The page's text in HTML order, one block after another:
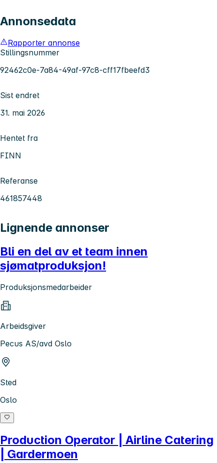
Annonsedata
Rapporter annonse
Stillingsnummer
92462c0e-7a84-49af-97c8-cff17fbeefd3
Sist endret
31. mai 2026
Hentet fra
FINN
Referanse
461857448
Lignende annonser
Bli en del av et team innen
sjømatproduksjon!
Produksjonsmedarbeider
Arbeidsgiver
Pecus AS/avd Oslo
Sted
Oslo
Production Operator | Airline Catering
| Gardermoen